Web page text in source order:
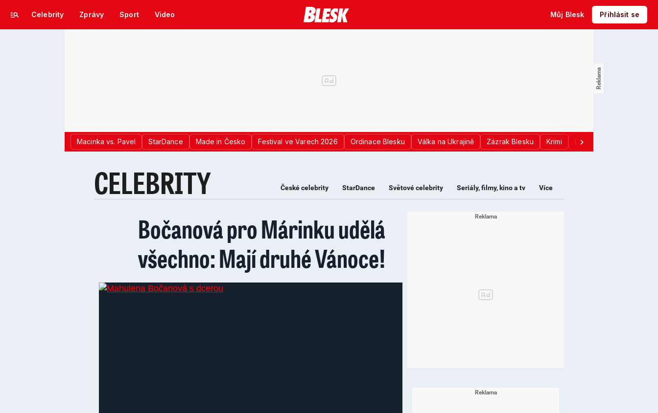
Celebrity Zprávy Sport Video Můj Blesk Přihlásit se
Macinka vs. Pavel StarDance Made in Česko Festival ve Varech 2026 Ordinace Blesku Válka na Ukrajině Zázrak Blesku Krimi Donald Trump
CELEBRITY České celebrity StarDance Světové celebrity Seriály, filmy, kino a tv Více
Bočanová pro Márinku udělá
všechno: Mají druhé Vánoce!